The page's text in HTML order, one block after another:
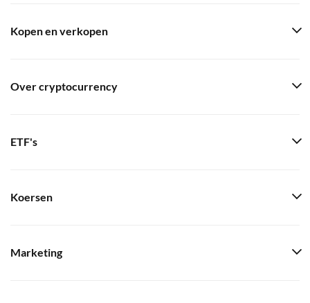
Kopen en verkopen
Over cryptocurrency
ETF's
Koersen
Marketing